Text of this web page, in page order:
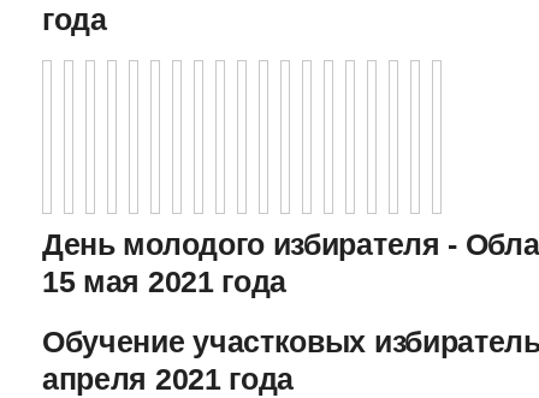
года
День молодого избирателя -
15 мая 2021 года
Обучение участковых
апреля 2021 года